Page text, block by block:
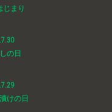
じまり
の日
けの日